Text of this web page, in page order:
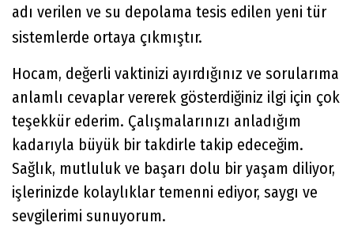
adı verilen ve su depolama tesis edilen yeni tür
sistemlerde ortaya çıkmıştır.
Hocam, değerli vaktinizi ayırdığınız ve sorularıma
anlamlı cevaplar vererek gösterdiğiniz ilgi için çok
teşekkür ederim. Çalışmalarınızı anladığım
kadarıyla büyük bir takdirle takip edeceğim.
Sağlık, mutluluk ve başarı dolu bir yaşam diliyor,
işlerinizde kolaylıklar temenni ediyor, saygı ve
sevgilerimi sunuyorum.